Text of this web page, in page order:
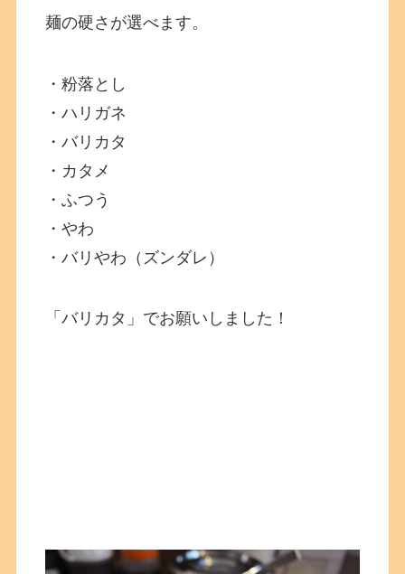
麺の硬さが選べます。
・粉落とし
・ハリガネ
・バリカタ
・カタメ
・ふつう
・やわ
・バリやわ（ズンダレ）
「バリカタ」でお願いしました！